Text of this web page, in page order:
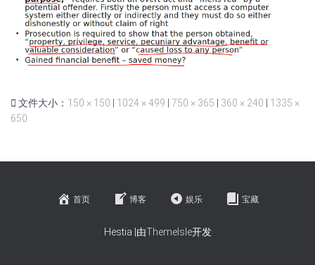
文件大小： 150 × 150 | 1024 × 499 | 750 × 365 | 360 × 240 | 1335 ×
650
首页 博客 娱乐 宝藏
Hestia |由ThemeIsle开发